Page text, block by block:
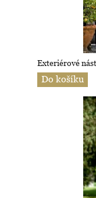
Exteriérové
Do košíku